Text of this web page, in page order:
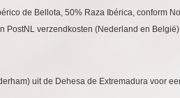
de Bellota, 50% Raza Ibérica, conform
PostNL verzendkosten (Nederland en België)
uit de Dehesa de Extremadura voor